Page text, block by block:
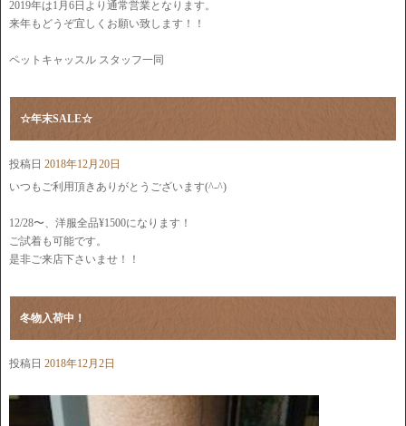
2019年は1月6日より通常営業となります。
来年もどうぞ宜しくお願い致します！！
ペットキャッスル スタッフ一同
☆年末SALE☆
投稿日 2018年12月20日
いつもご利用頂きありがとうございます(^-^)
12/28〜、洋服全品¥1500になります！
ご試着も可能です。
是非ご来店下さいませ！！
冬物入荷中！
投稿日 2018年12月2日